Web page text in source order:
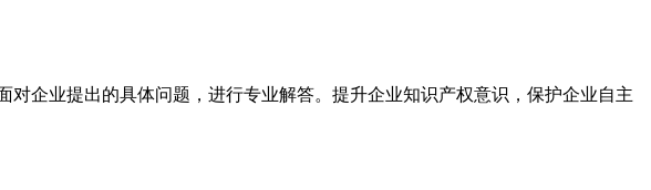
企业提出的具体问题，进行专业解答。提升企业知识产权意识，保护企业自主